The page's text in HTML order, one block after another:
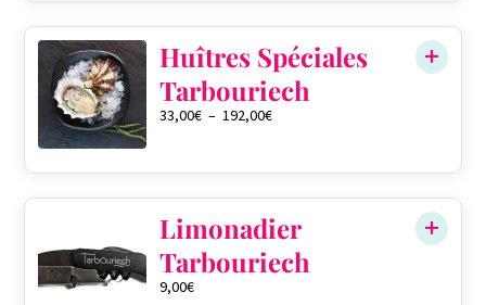
Huîtres Spéciales
Tarbouriech
33,00€ – 192,00€
Limonadier
Tarbouriech
9,00€